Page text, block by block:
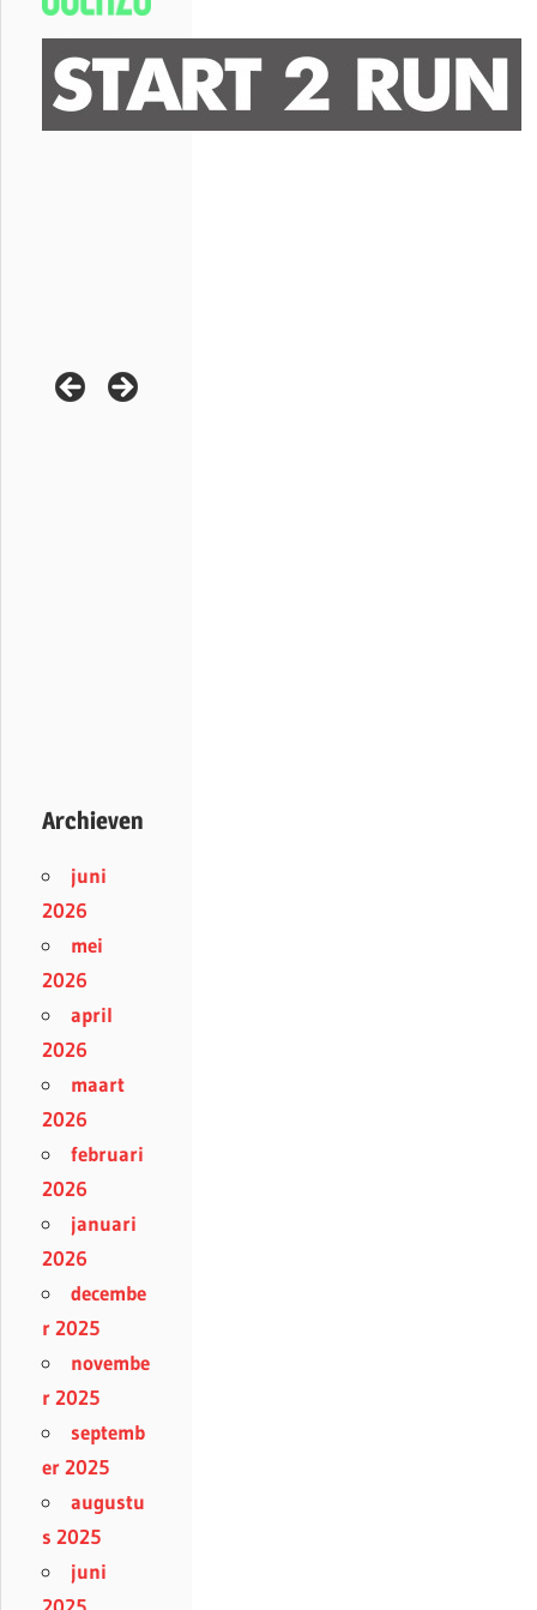
Archieven
juni
2026
mei
2026
april
2026
maart
2026
februari
2026
januari
2026
decembe
r 2025
novembe
r 2025
septemb
er 2025
augustu
s 2025
juni